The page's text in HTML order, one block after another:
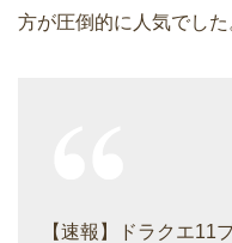
方が圧倒的に人気でした
【速報】ドラクエ11